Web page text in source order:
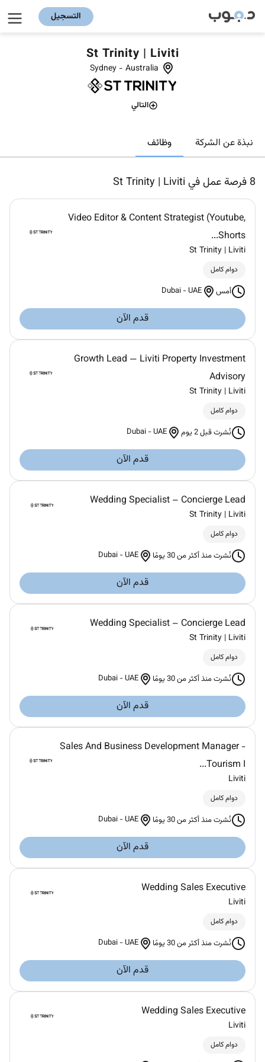
التسجيل
St Trinity | Liviti
Sydney - Australia
التالي
نبذة عن الشركة وظائف
8 فرصة عمل في St Trinity | Liviti
Video Editor & Content Strategist (Youtube,
Shorts...
St Trinity | Liviti
دوام كامل
أمس Dubai -UAE
قدم الآن
Growth Lead — Liviti Property Investment
Advisory
St Trinity | Liviti
دوام كامل
نُشرت قبل 2 يوم Dubai -UAE
قدم الآن
Wedding Specialist – Concierge Lead
St Trinity | Liviti
دوام كامل
نُشرت منذ أكثر من 30 يومًا Dubai -UAE
قدم الآن
Wedding Specialist – Concierge Lead
St Trinity | Liviti
دوام كامل
نُشرت منذ أكثر من 30 يومًا Dubai -UAE
قدم الآن
Sales And Business Development Manager -
Tourism I...
Liviti
دوام كامل
نُشرت منذ أكثر من 30 يومًا Dubai -UAE
قدم الآن
Wedding Sales Executive
Liviti
دوام كامل
نُشرت منذ أكثر من 30 يومًا Dubai -UAE
قدم الآن
Wedding Sales Executive
Liviti
دوام كامل